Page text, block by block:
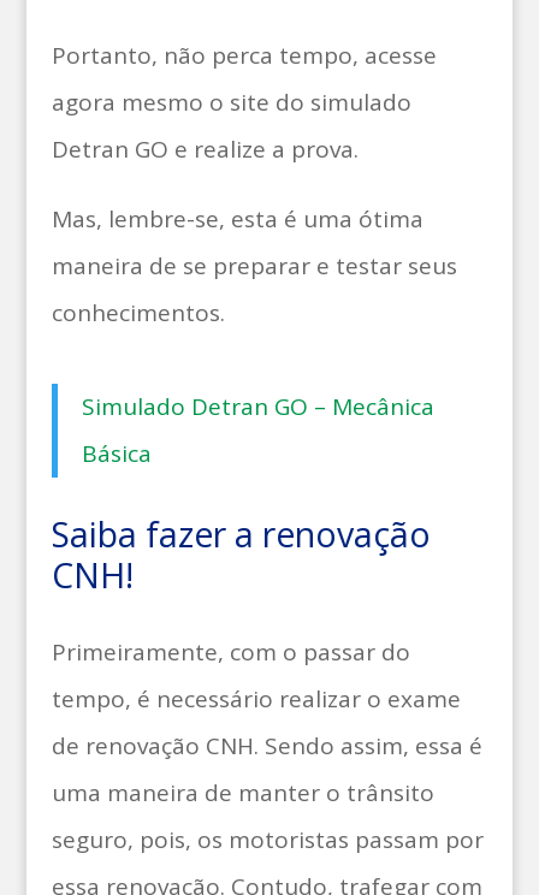
Portanto, não perca tempo, acesse
agora mesmo o site do simulado
Detran GO e realize a prova.
Mas, lembre-se, esta é uma ótima
maneira de se preparar e testar seus
conhecimentos.
Simulado Detran GO – Mecânica
Básica
Saiba fazer a renovação
CNH!
Primeiramente, com o passar do
tempo, é necessário realizar o exame
de renovação CNH. Sendo assim, essa é
uma maneira de manter o trânsito
seguro, pois, os motoristas passam por
essa renovação. Contudo, trafegar com